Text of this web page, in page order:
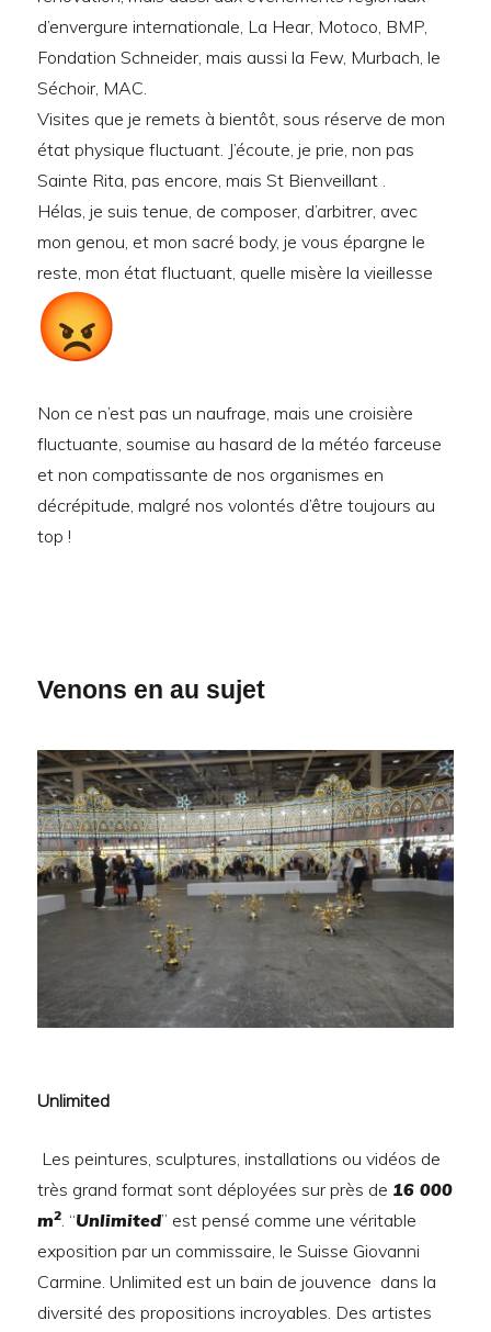
d’envergure internationale, La Hear, Motoco, BMP,
Fondation Schneider, mais aussi la Few, Murbach, le
Séchoir, MAC.
Visites que je remets à bientôt, sous réserve de mon
état physique fluctuant. J’écoute, je prie, non pas
Sainte Rita, pas encore, mais St Bienveillant .
Hélas, je suis tenue, de composer, d’arbitrer, avec
mon genou, et mon sacré body, je vous épargne le
reste, mon état fluctuant, quelle misère la vieillesse
Non ce n’est pas un naufrage, mais une croisière
fluctuante, soumise au hasard de la météo farceuse
et non compatissante de nos organismes en
décrépitude, malgré nos volontés d’être toujours au
top !
Venons en au sujet
Unlimited
Les peintures, sculptures, installations ou vidéos de
très grand format sont déployées sur près de 16 000
m2 . “Unlimited” est pensé comme une véritable
exposition par un commissaire, le Suisse Giovanni
Carmine. Unlimited est un bain de jouvence dans la
diversité des propositions incroyables. Des artistes